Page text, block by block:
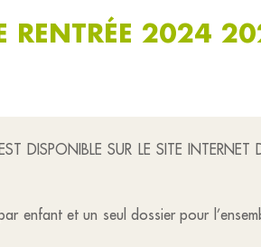
RENTRÉE 2024
DISPONIBLE SUR LE SITE INTERNET
enfant et un seul dossier pour